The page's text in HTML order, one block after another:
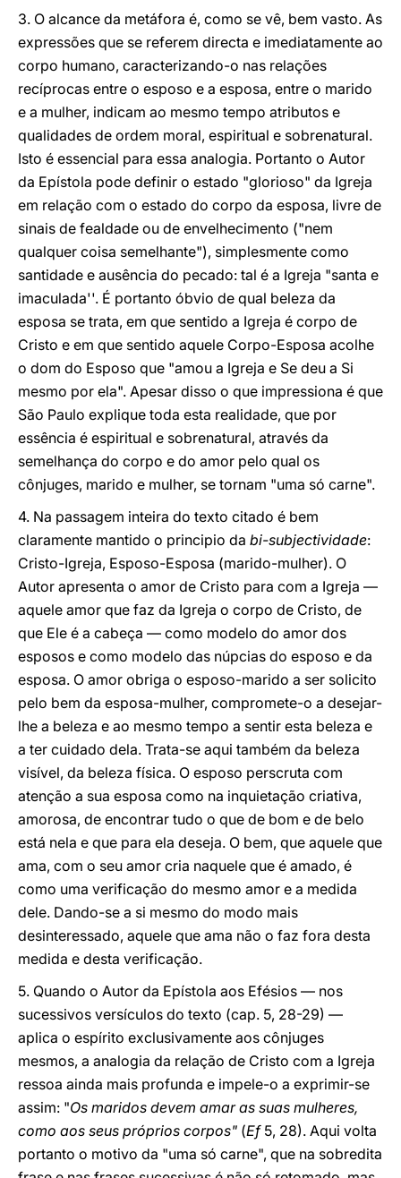
3. O alcance da metáfora é, como se vê, bem vasto. As
expressões que se referem directa e imediatamente ao
corpo humano, caracterizando-o nas relações
recíprocas entre o esposo e a esposa, entre o marido
e a mulher, indicam ao mesmo tempo atributos e
qualidades de ordem moral, espiritual e sobrenatural.
Isto é essencial para essa analogia. Portanto o Autor
da Epístola pode definir o estado "glorioso" da Igreja
em relação com o estado do corpo da esposa, livre de
sinais de fealdade ou de envelhecimento ("nem
qualquer coisa semelhante"), simplesmente como
santidade e ausência do pecado: tal é a Igreja "santa e
imaculada''. É portanto óbvio de qual beleza da
esposa se trata, em que sentido a Igreja é corpo de
Cristo e em que sentido aquele Corpo-Esposa acolhe
o dom do Esposo que "amou a Igreja e Se deu a Si
mesmo por ela". Apesar disso o que impressiona é que
São Paulo explique toda esta realidade, que por
essência é espiritual e sobrenatural, através da
semelhança do corpo e do amor pelo qual os
cônjuges, marido e mulher, se tornam "uma só carne".
4. Na passagem inteira do texto citado é bem
claramente mantido o principio da bi-subjectividade:
Cristo-Igreja, Esposo-Esposa (marido-mulher). O
Autor apresenta o amor de Cristo para com a Igreja —
aquele amor que faz da Igreja o corpo de Cristo, de
que Ele é a cabeça — como modelo do amor dos
esposos e como modelo das núpcias do esposo e da
esposa. O amor obriga o esposo-marido a ser solicito
pelo bem da esposa-mulher, compromete-o a desejar-
lhe a beleza e ao mesmo tempo a sentir esta beleza e
a ter cuidado dela. Trata-se aqui também da beleza
visível, da beleza física. O esposo perscruta com
atenção a sua esposa como na inquietação criativa,
amorosa, de encontrar tudo o que de bom e de belo
está nela e que para ela deseja. O bem, que aquele que
ama, com o seu amor cria naquele que é amado, é
como uma verificação do mesmo amor e a medida
dele. Dando-se a si mesmo do modo mais
desinteressado, aquele que ama não o faz fora desta
medida e desta verificação.
5. Quando o Autor da Epístola aos Efésios — nos
sucessivos versículos do texto (cap. 5, 28-29) —
aplica o espírito exclusivamente aos cônjuges
mesmos, a analogia da relação de Cristo com a Igreja
ressoa ainda mais profunda e impele-o a exprimir-se
assim: "Os maridos devem amar as suas mulheres,
como aos seus próprios corpos" (Ef5, 28). Aqui volta
portanto o motivo da "uma só carne", que na sobredita